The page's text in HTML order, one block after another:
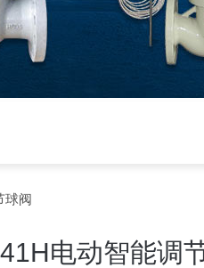
球阀
电动智能调